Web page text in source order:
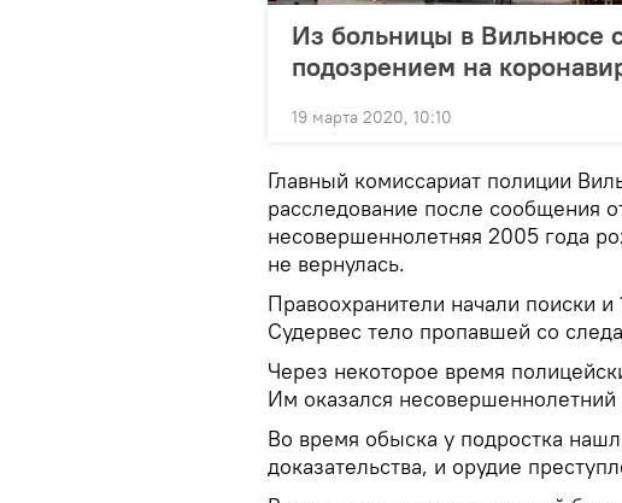
Из больницы в Вильнюсе
подозрением на
19 марта 2020, 10:10
Главный комиссариат полиции
расследование после сообщения
несовершеннолетняя 2005 года
не вернулась.
Правоохранители начали поиски
Судервес тело пропавшей со
Через некоторое время
Им оказался
Во время обыска у подростка
доказательства, и орудие